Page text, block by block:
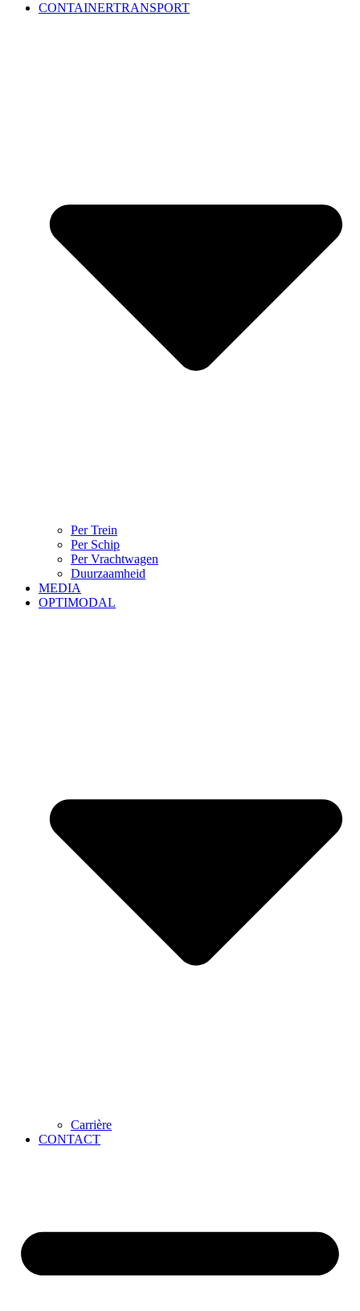
CONTAINERTRANSPORT
Per Trein
Per Schip
Per Vrachtwagen
Duurzaamheid
MEDIA
OPTIMODAL
Carrière
CONTACT